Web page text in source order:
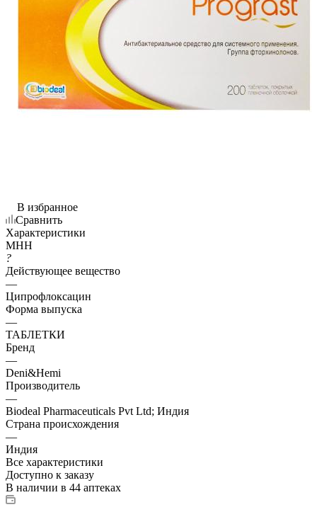
В избранное
Сравнить
Характеристики
МНН
?
Действующее вещество
—
Ципрофлоксацин
Форма выпуска
—
ТАБЛЕТКИ
Бренд
—
Deni&Hemi
Производитель
—
Biodeal Pharmaceuticals Pvt Ltd; Индия
Страна происхождения
—
Индия
Все характеристики
Доступно к заказу
В наличии в 44 аптеках